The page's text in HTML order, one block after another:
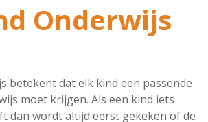
Onderwijs
betekent dat elk kind een passende
moet krijgen. Als een kind iets
dan wordt altijd eerst gekeken of de